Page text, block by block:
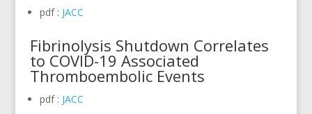
pdf : JACC
Fibrinolysis Shutdown Correlates
to COVID-19 Associated
Thromboembolic Events
pdf : JACC